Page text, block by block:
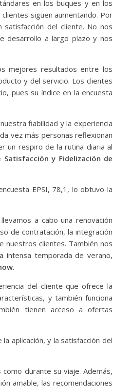
en los buques y en los
siguen aumentando. Por
del cliente. No nos
desarrollo a largo plazo y nos
mejores resultados entre los
y del servicio. Los clientes
pues su índice en la encuesta
fiabilidad y la experiencia
vez más personas reflexionan
un respiro de la rutina diaria al
y Fidelización de
EPSI, 78,1, lo obtuvo la
a cabo una renovación
de contratación, la integración
nuestros clientes. También nos
intensa temporada de verano,
del cliente que ofrece la
y también funciona
tienen acceso a ofertas
aplicación, y la satisfacción del
durante su viaje. Además,
amable, las recomendaciones